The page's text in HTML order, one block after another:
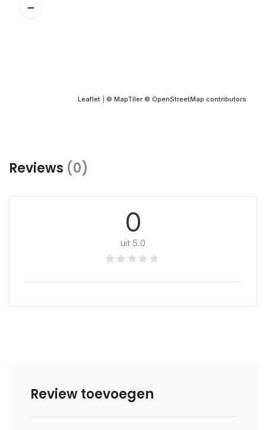
Leaflet © MapTiler © OpenStreetMap contributors
Reviews (0)
0
uit 5.0
Review toevoegen